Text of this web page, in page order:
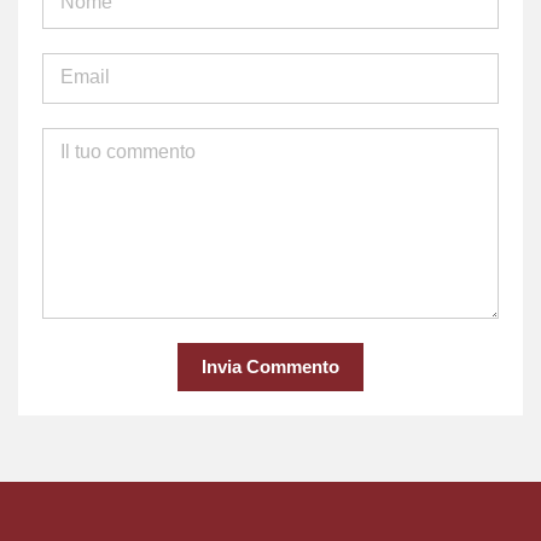
Invia Commento